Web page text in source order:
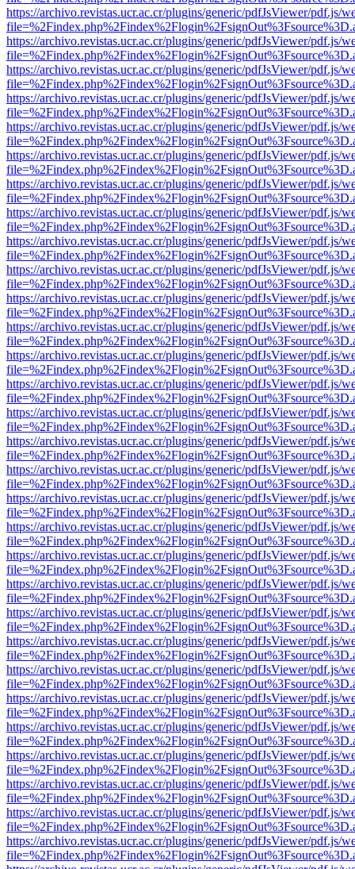
https://archivo.revistas.ucr.ac.cr/plugins/generic/pdfJsViewer/pdf.js/
https://archivo.revistas.ucr.ac.cr/plugins/generic/pdfJsViewer/pdf.js/
https://archivo.revistas.ucr.ac.cr/plugins/generic/pdfJsViewer/pdf.js/
https://archivo.revistas.ucr.ac.cr/plugins/generic/pdfJsViewer/pdf.js/
https://archivo.revistas.ucr.ac.cr/plugins/generic/pdfJsViewer/pdf.js/
https://archivo.revistas.ucr.ac.cr/plugins/generic/pdfJsViewer/pdf.js/
https://archivo.revistas.ucr.ac.cr/plugins/generic/pdfJsViewer/pdf.js/
https://archivo.revistas.ucr.ac.cr/plugins/generic/pdfJsViewer/pdf.js/
https://archivo.revistas.ucr.ac.cr/plugins/generic/pdfJsViewer/pdf.js/
https://archivo.revistas.ucr.ac.cr/plugins/generic/pdfJsViewer/pdf.js/
https://archivo.revistas.ucr.ac.cr/plugins/generic/pdfJsViewer/pdf.js/
https://archivo.revistas.ucr.ac.cr/plugins/generic/pdfJsViewer/pdf.js/
https://archivo.revistas.ucr.ac.cr/plugins/generic/pdfJsViewer/pdf.js/
https://archivo.revistas.ucr.ac.cr/plugins/generic/pdfJsViewer/pdf.js/
https://archivo.revistas.ucr.ac.cr/plugins/generic/pdfJsViewer/pdf.js/
https://archivo.revistas.ucr.ac.cr/plugins/generic/pdfJsViewer/pdf.js/
https://archivo.revistas.ucr.ac.cr/plugins/generic/pdfJsViewer/pdf.js/
https://archivo.revistas.ucr.ac.cr/plugins/generic/pdfJsViewer/pdf.js/
https://archivo.revistas.ucr.ac.cr/plugins/generic/pdfJsViewer/pdf.js/
https://archivo.revistas.ucr.ac.cr/plugins/generic/pdfJsViewer/pdf.js/
https://archivo.revistas.ucr.ac.cr/plugins/generic/pdfJsViewer/pdf.js/
https://archivo.revistas.ucr.ac.cr/plugins/generic/pdfJsViewer/pdf.js/
https://archivo.revistas.ucr.ac.cr/plugins/generic/pdfJsViewer/pdf.js/
https://archivo.revistas.ucr.ac.cr/plugins/generic/pdfJsViewer/pdf.js/
https://archivo.revistas.ucr.ac.cr/plugins/generic/pdfJsViewer/pdf.js/
https://archivo.revistas.ucr.ac.cr/plugins/generic/pdfJsViewer/pdf.js/
https://archivo.revistas.ucr.ac.cr/plugins/generic/pdfJsViewer/pdf.js/
https://archivo.revistas.ucr.ac.cr/plugins/generic/pdfJsViewer/pdf.js/
https://archivo.revistas.ucr.ac.cr/plugins/generic/pdfJsViewer/pdf.js/
https://archivo.revistas.ucr.ac.cr/plugins/generic/pdfJsViewer/pdf.js/